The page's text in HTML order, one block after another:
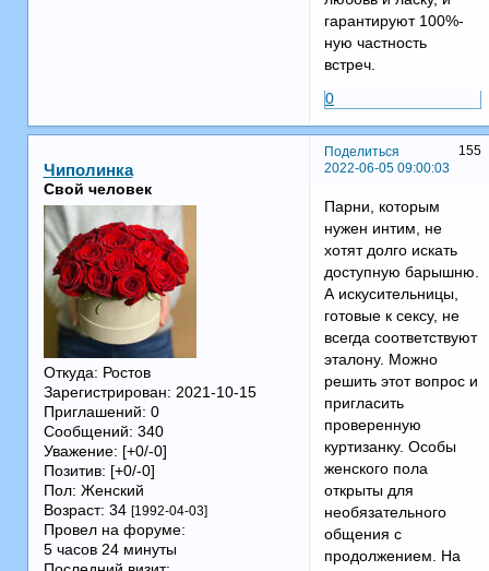
гарантируют 100%-
ную частность
встреч.
0
Поделиться
155
2022-06-05 09:00:03
Чиполинка
Свой человек
Откуда: Ростов
Зарегистрирован: 2021-10-15
Приглашений: 0
Сообщений: 340
Уважение: [+0/-0]
Позитив: [+0/-0]
Пол: Женский
Возраст: 34 [1992-04-03]
Провел на форуме:
5 часов 24 минуты
Парни, которым
нужен интим, не
хотят долго искать
доступную барышню.
А искусительницы,
готовые к сексу, не
всегда соответствуют
эталону. Можно
решить этот вопрос и
пригласить
проверенную
куртизанку. Особы
женского пола
открыты для
необязательного
общения с
продолжением. На